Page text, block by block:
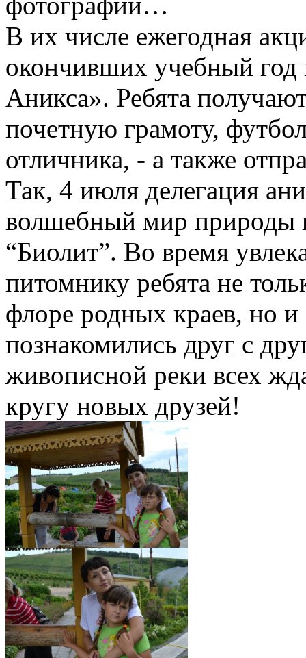
В их числе ежегодная
окончивших учебный
Аникса». Ребята
почетную грамоту,
отличника, - а также
Так, 4 июля делегация
волшебный мир природы
“Биолит”. Во время
питомнику ребята не
флоре родных краев, но и
познакомились друг с
живописной реки всех
кругу новых друзей!